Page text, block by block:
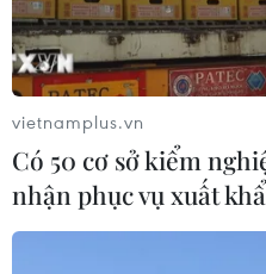
Xúc động những bức
vietnamplus.vn
Có 50 cơ sở kiểm
nhận phục vụ xuất